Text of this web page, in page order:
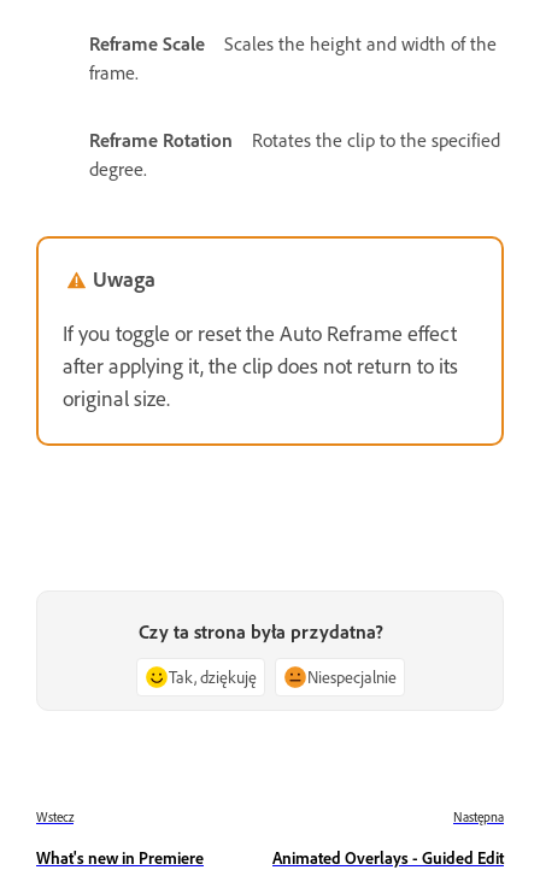
Reframe Scale
Scales the height and width of the
frame.
Reframe Rotation
Rotates the clip to the specified
degree.
Uwaga
If you toggle or reset the Auto Reframe effect
after applying it, the clip does not return to its
original size.
Czy ta strona była przydatna?
Tak, dziękuję Niespecjalnie
Wstecz
What's new in Premiere
Następna
Animated Overlays - Guided Edit